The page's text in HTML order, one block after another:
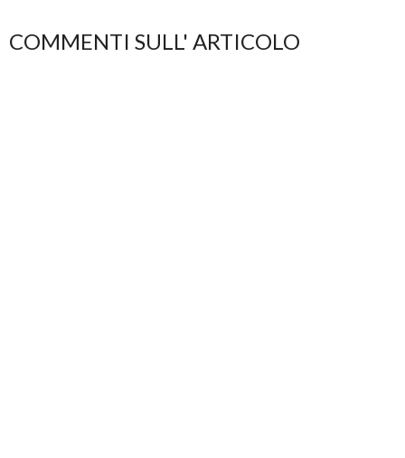
COMMENTI SULL' ARTICOLO